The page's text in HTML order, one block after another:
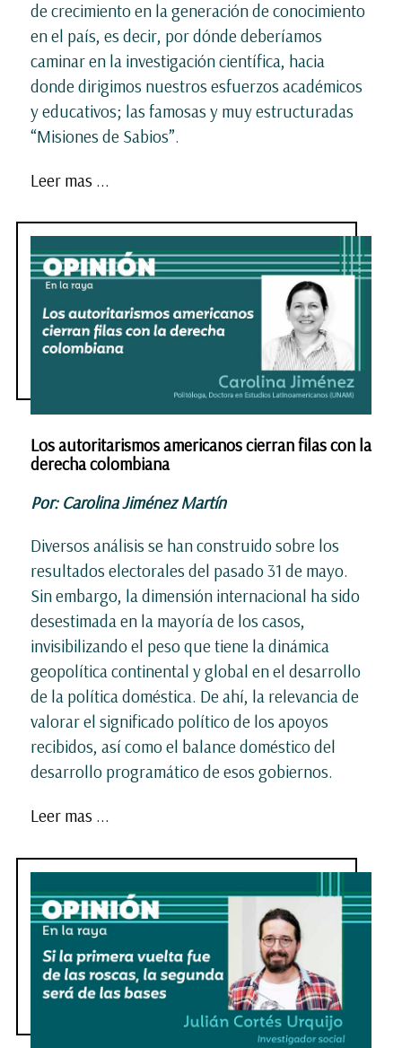
de crecimiento en la generación de conocimiento
en el país, es decir, por dónde deberíamos
caminar en la investigación científica, hacia
donde dirigimos nuestros esfuerzos académicos
y educativos; las famosas y muy estructuradas
“Misiones de Sabios”.
Leer mas ...
Los autoritarismos americanos cierran filas con la
derecha colombiana
Por: Carolina Jiménez Martín
Diversos análisis se han construido sobre los
resultados electorales del pasado 31 de mayo.
Sin embargo, la dimensión internacional ha sido
desestimada en la mayoría de los casos,
invisibilizando el peso que tiene la dinámica
geopolítica continental y global en el desarrollo
de la política doméstica. De ahí, la relevancia de
valorar el significado político de los apoyos
recibidos, así como el balance doméstico del
desarrollo programático de esos gobiernos.
Leer mas ...